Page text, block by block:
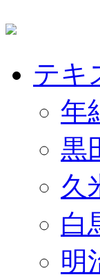
テキ
年
黒
久
白
明